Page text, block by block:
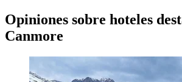
Opiniones sobre hoteles
Canmore